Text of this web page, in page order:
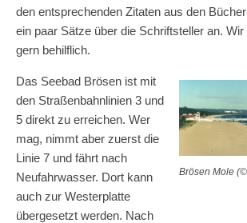
den entsprechenden Zitaten aus den
ein paar Sätze über die Schriftsteller an.
gern behilflich.
Brösen Mole
Das Seebad Brösen ist mit
den Straßenbahnlinien 3 und
5 direkt zu erreichen. Wer
mag, nimmt aber zuerst die
Linie 7 und fährt nach
Neufahrwasser. Dort kann
auch zur Westerplatte
übergesetzt werden. Nach